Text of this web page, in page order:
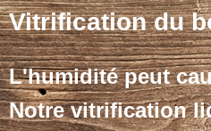
Vitrification du
L'humidité peut
Notre vitrification